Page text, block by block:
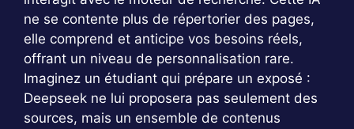
ne se contente plus de répertorier des pages,
elle comprend et anticipe vos besoins réels,
offrant un niveau de personnalisation rare.
Imaginez un étudiant qui prépare un exposé :
Deepseek ne lui proposera pas seulement des
sources, mais un ensemble de contenus